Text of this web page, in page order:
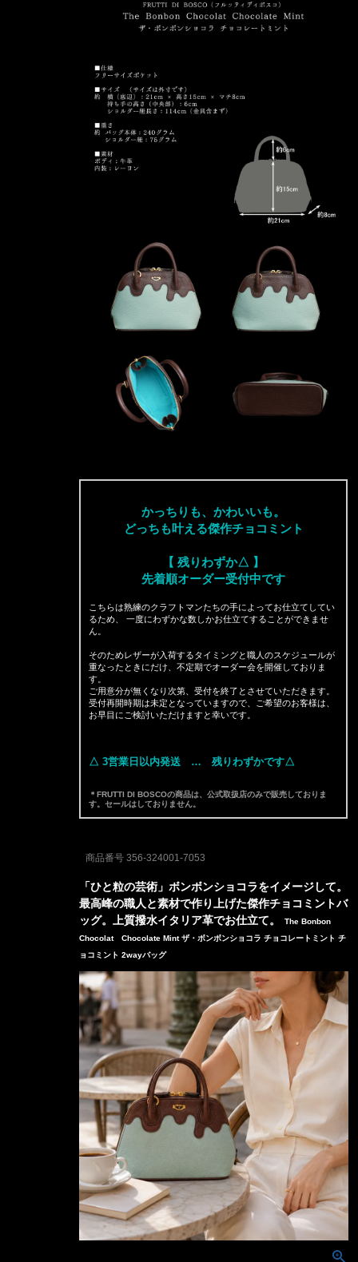
かっちりも、かわいいも。
どっちも叶える傑作チョコミント
【 残りわずか△ 】
先着順オーダー受付中です
こちらは熟練のクラフトマンたちの手によってお仕立てしてい
るため、 一度にわずかな数しかお仕立てすることができませ
ん。
そのためレザーが入荷するタイミングと職人のスケジュールが
重なったときにだけ、不定期でオーダー会を開催しておりま
す。
ご用意分が無くなり次第、受付を終了とさせていただきます。
受付再開時期は未定となっていますので、ご希望のお客様は、
お早目にご検討いただけますと幸いです。
△ 3営業日以内発送 … 残りわずかです△
＊FRUTTI DI BOSCOの商品は、公式取扱店のみで販売しておりま
す。セールはしておりません。
商品番号 356-324001-7053
「ひと粒の芸術」ボンボンショコラをイメージして。
最高峰の職人と素材で作り上げた傑作チョコミントバ
ッグ。上質撥水イタリア革でお仕立て。
The Bonbon
Chocolat Chocolate Mint ザ・ボンボンショコラ チョコレートミント チ
ョコミント 2wayバッグ